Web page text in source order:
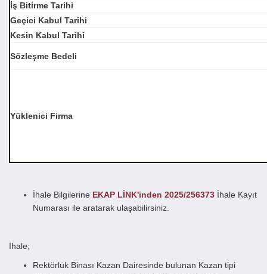
İş Bitirme Tarihi
Geçici Kabul Tarihi
Kesin Kabul Tarihi
Sözleşme Bedeli
Yüklenici Firma
İhale Bilgilerine EKAP LİNK'inden 2025/256373 İhale Kayıt
Numarası ile aratarak ulaşabilirsiniz.
İhale;
Rektörlük Binası Kazan Dairesinde bulunan Kazan tipi